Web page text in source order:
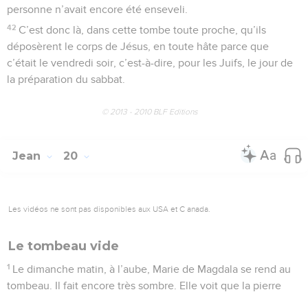
personne n’avait encore été enseveli.
42 C’est donc là, dans cette tombe toute proche, qu’ils
déposèrent le corps de Jésus, en toute hâte parce que
c’était le vendredi soir, c’est-à-dire, pour les Juifs, le jour de
la préparation du sabbat.
© 2013 - 2010 BLF Editions
Jean 20
Les vidéos ne sont pas disponibles aux USA et C anada.
Le tombeau vide
1 Le dimanche matin, à l’aube, Marie de Magdala se rend au
tombeau. Il fait encore très sombre. Elle voit que la pierre